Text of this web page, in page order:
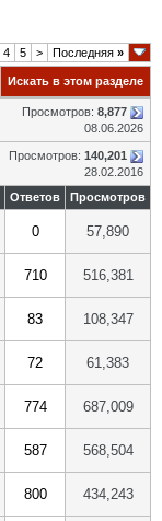
4 5 > Последняя »
Искать в этом разделе
Просмотров: 8,877
08.06.2026
Просмотров: 140,201
28.02.2016
Ответов Просмотров
0 57,890
710 516,381
83 108,347
72 61,383
774 687,009
587 568,504
800 434,243